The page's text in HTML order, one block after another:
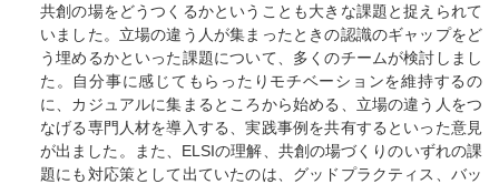
共創の場をどうつくるかということも大きな課題と捉えられて
いました。立場の違う人が集まったときの認識のギャップをど
う埋めるかといった課題について、多くのチームが検討しまし
た。自分事に感じてもらったりモチベーションを維持するの
に、カジュアルに集まるところから始める、立場の違う人をつ
なげる専門人材を導入する、実践事例を共有するといった意見
が出ました。また、ELSIの理解、共創の場づくりのいずれの課
題にも対応策として出ていたのは、グッドプラクティス、バッ